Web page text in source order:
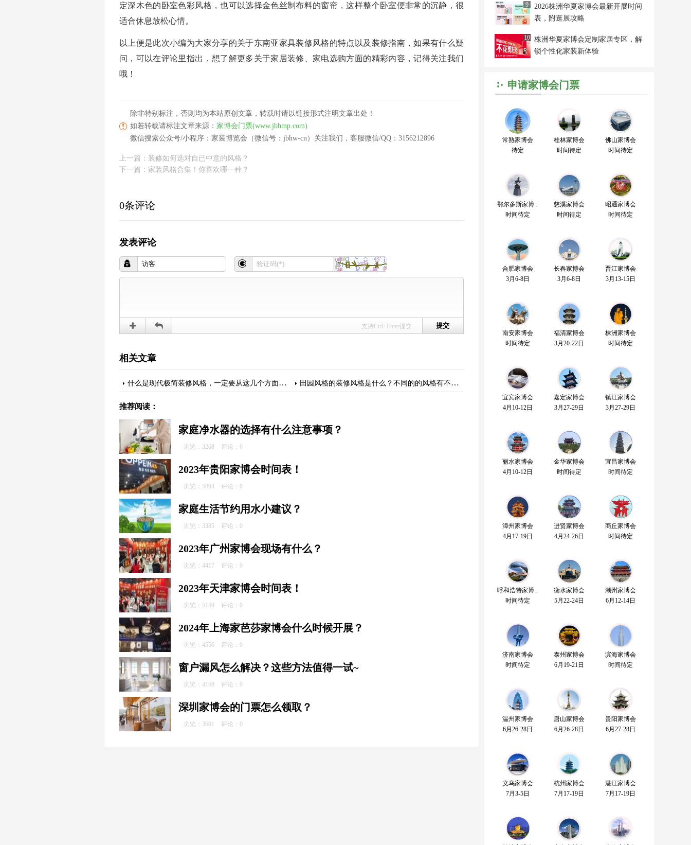
定深木色的卧室色彩风格，也可以选择金色丝制布料的窗帘，这样整个卧室便非常的沉静，很
适合休息放松心情。
以上便是此次小编为大家分享的关于东南亚家具装修风格的特点以及装修指南，如果有什么疑
问，可以在评论里指出，想了解更多关于家居装修、家电选购方面的精彩内容，记得关注我们
哦！
除非特别标注，否则均为本站原创文章，转载时请以链接形式注明文章出处！
如若转载请标注文章来源： 家博会门票(www.jbhmp.com)
微信搜索公众号/小程序：家装博览会（微信号：jbhw-cn）关注我们，客服微信/QQ：3156212896
上一篇： 装修如何选对自已中意的风格？
下一篇： 家装风格合集！你喜欢哪一种？
0条评论
发表评论
支持Ctrl+Enter提交
相关文章
什么是现代极简装修风格，一定要从这几个方面入手 田园风格的装修风格是什么？不同的的风格有不同的体验
推荐阅读：
家庭净水器的选择有什么注意事项？
浏览：3268 评论：0
2023年贵阳家博会时间表！
浏览：5094 评论：0
家庭生活节约用水小建议？
浏览：3385 评论：0
2023年广州家博会现场有什么？
浏览：4417 评论：0
2023年天津家博会时间表！
浏览：5159 评论：0
2024年上海家芭莎家博会什么时候开展？
浏览：4556 评论：0
窗户漏风怎么解决？这些方法值得一试~
浏览：4169 评论：0
深圳家博会的门票怎么领取？
浏览：3681 评论：0
2026株洲华夏家博会最新开展时间
表，附逛展攻略
9
株洲华夏家博会定制家居专区，解
锁个性化家装新体验
10
申请家博会门票
常熟家博会
待定
桂林家博会
时间待定
佛山家博会
时间待定
鄂尔多斯家博...
时间待定
慈溪家博会
时间待定
昭通家博会
时间待定
合肥家博会
3月6-8日
长春家博会
3月6-8日
晋江家博会
3月13-15日
南安家博会
时间待定
福清家博会
3月20-22日
株洲家博会
时间待定
宜宾家博会
4月10-12日
嘉定家博会
3月27-29日
镇江家博会
3月27-29日
丽水家博会
4月10-12日
金华家博会
时间待定
宜昌家博会
时间待定
漳州家博会
4月17-19日
进贤家博会
4月24-26日
商丘家博会
时间待定
呼和浩特家博...
时间待定
衡水家博会
5月22-24日
潮州家博会
6月12-14日
济南家博会
时间待定
泰州家博会
6月19-21日
滨海家博会
时间待定
温州家博会
6月26-28日
唐山家博会
6月26-28日
贵阳家博会
6月27-28日
义乌家博会
7月3-5日
杭州家博会
7月17-19日
湛江家博会
7月17-19日